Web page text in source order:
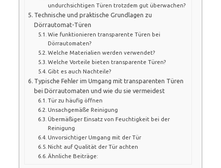
undurchsichtigen Türen trotzdem gut überwachen?
Technische und praktische Grundlagen zu
Dörrautomat-Türen
Wie funktionieren transparente Türen bei
Dörrautomaten?
Welche Materialien werden verwendet?
Welche Vorteile bieten transparente Türen?
Gibt es auch Nachteile?
Typische Fehler im Umgang mit transparenten Türen
bei Dörrautomaten und wie du sie vermeidest
Tür zu häufig öffnen
Unsachgemäße Reinigung
Übermäßiger Einsatz von Feuchtigkeit bei der
Reinigung
Unvorsichtiger Umgang mit der Tür
Nicht auf Qualität der Tür achten
Ähnliche Beiträge: